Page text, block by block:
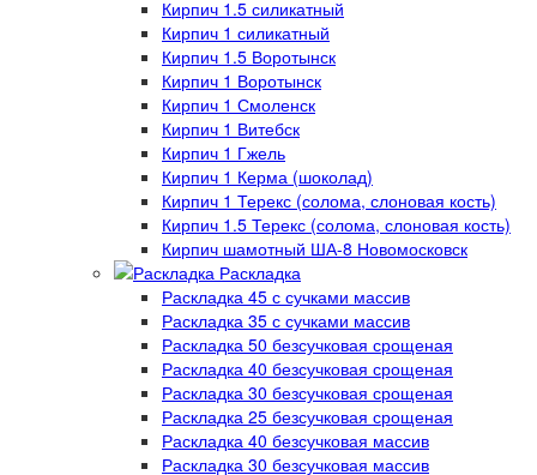
Кирпич 1.5 силикатный
Кирпич 1 силикатный
Кирпич 1.5 Воротынск
Кирпич 1 Воротынск
Кирпич 1 Смоленск
Кирпич 1 Витебск
Кирпич 1 Гжель
Кирпич 1 Керма (шоколад)
Кирпич 1 Терекс (солома, слоновая кость)
Кирпич 1.5 Терекс (солома, слоновая кость)
Кирпич шамотный ША-8 Новомосковск
Раскладка
Раскладка 45 с сучками массив
Раскладка 35 с сучками массив
Раскладка 50 безсучковая срощеная
Раскладка 40 безсучковая срощеная
Раскладка 30 безсучковая срощеная
Раскладка 25 безсучковая срощеная
Раскладка 40 безсучковая массив
Раскладка 30 безсучковая массив